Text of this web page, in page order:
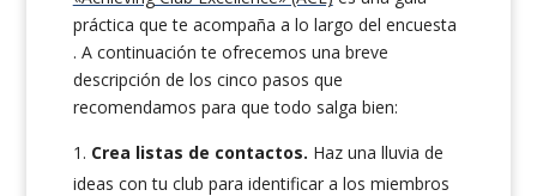
práctica que te acompaña a lo largo del encuesta
. A continuación te ofrecemos una breve
descripción de los cinco pasos que
recomendamos para que todo salga bien:
Crea listas de contactos. Haz una lluvia de
ideas con tu club para identificar a los miembros